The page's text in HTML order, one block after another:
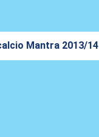
Mantra 2013/14